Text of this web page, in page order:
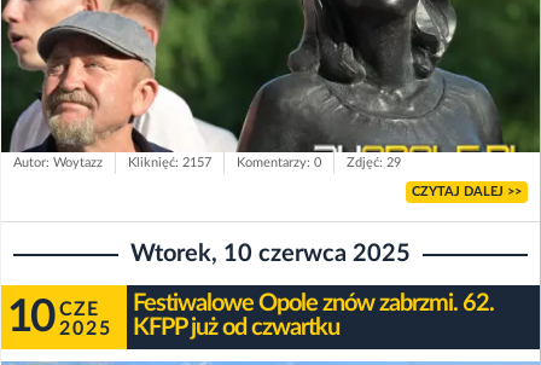
Autor: Woytazz Kliknięć: 2157 Komentarzy: 0 Zdjęć: 29
CZYTAJ DALEJ >>
Wtorek, 10 czerwca 2025
10 CZE
2025
Festiwalowe Opole znów zabrzmi. 62.
KFPP już od czwartku